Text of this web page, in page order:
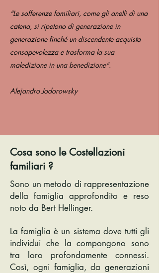
"Le sofferenze familiari, come gli anelli di una
catena, si ripetono di generazione in
generazione finché un discendente acquista
consapevolezza e trasforma la sua
maledizione in una benedizione".
Alejandro Jodorowsky
Cosa sono le Costellazioni
familiari ?
Sono un metodo di rappresentazione
della famiglia approfondito e reso
noto da Bert Hellinger.
La famiglia è un sistema dove tutti gli
individui che la compongono sono
tra loro profondamente connessi.
Così, ogni famiglia, da generazioni